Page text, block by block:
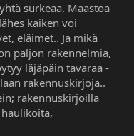
surkeaa. Maastoa
kaiken voi
eläimet.. Ja mikä
paljon rakennelmia,
läjäpäin tavaraa -
rakennuskirjoja..
rakennuskirjoilla